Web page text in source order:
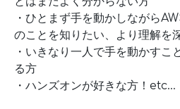
・ひとまず手を動かしながら
のことを知りたい、より理解を
・いきなり一人で手を動かすこ
る方
・ハンズオンが好きな方！etc…